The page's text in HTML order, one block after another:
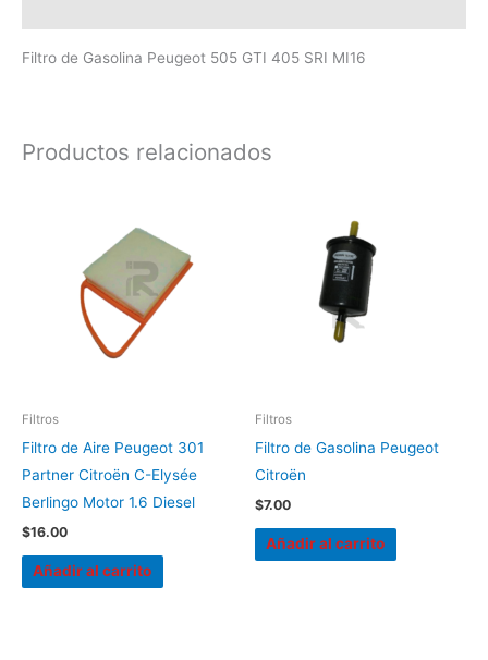
Filtro de Gasolina Peugeot 505 GTI 405 SRI MI16
Productos relacionados
Filtros
Filtro de Aire Peugeot 301
Partner Citroën C-Elysée
Berlingo Motor 1.6 Diesel
$16.00
Añadir al carrito
Filtros
Filtro de Gasolina Peugeot
Citroën
$7.00
Añadir al carrito